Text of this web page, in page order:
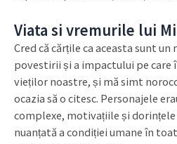
Viata si vremurile lui
Cred că cărțile ca aceasta sunt
povestirii și a impactului pe care
vieților noastre, și mă simt
ocazia să o citesc. Personajele
complexe, motivațiile și
nuanțată a condiției umane în